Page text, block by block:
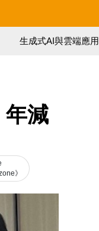
生成式AI與雲端應用
減
》